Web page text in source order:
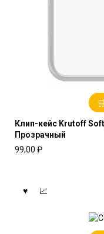
Клип-кейс Krutoff
Прозрачный
99,00 ₽